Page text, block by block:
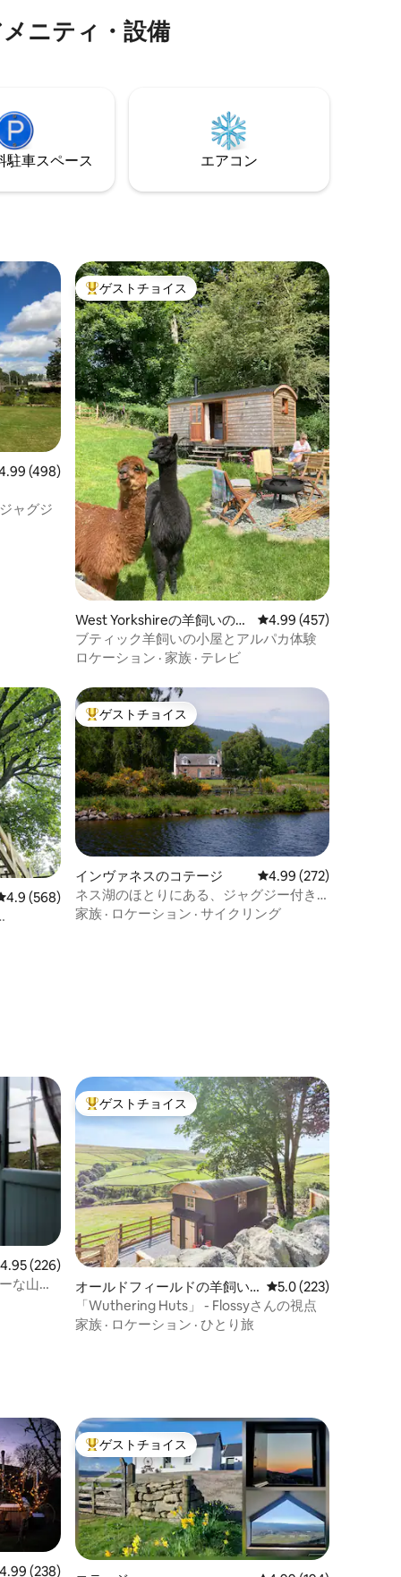
ベッド
室）、バ
とし
ラマ
を満
ます。 設備の整ったキッチンと豪華なバ
スルームを備えたCaban Dubhでは、荷物
ニティ・設備
駐⁠車ス⁠ペ⁠ー⁠ス エアコン
ュー498件、5つ星中4.99つ星の平均評価
(498)
ャグジ
大好評のゲストチョイスです。
ゲストチョイス
West Yorkshireの羊飼いの小
屋
レビュー457件、5つ
4.99 (457)
ブティック羊飼いの小屋とアルパカ体験
ロケーション · 家族 · テレビ
ビュー568件、5つ星中4.9つ星の平均評価
4.9 (568)
大好評のゲストチョイスです。
ゲストチョイス
インヴァネスのコテージ レビュー272件、5つ
4.99 (272)
ネス湖のほとりにある、ジャグジー付き
のファームハウス
家族 · ロケーション · サイクリング
ュー226件、5つ星中4.95つ星の平均評価
4.95 (226)
な山の
大好評のゲストチョイスです。
ゲストチョイス
オールドフィールドの羊飼い
の小屋
レビュー223件、5つ
5.0 (223)
「Wuthering Huts」 - Flossyさんの視点
家族 · ロケーション · ひとり旅
ュー238件、5つ星中4.99つ星の平均評価
4.99 (238)
大好評のゲストチョイスです。
ゲストチョイス